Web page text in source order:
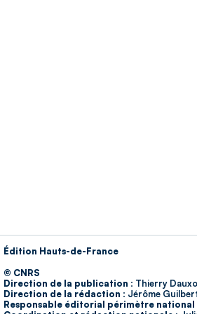
Édition Hauts-de-France
© CNRS
Direction de la publication : Thierry
Direction de la rédaction : Jérôme
Responsable éditorial périmètre national